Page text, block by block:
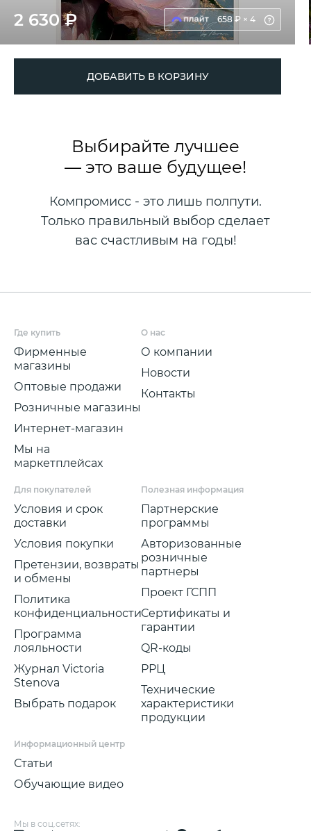
2 630 ₽
658 ₽ × 4
ДОБАВИТЬ В КОРЗИНУ
Выбирайте лучшее
— это ваше будущее!
Компромисс - это лишь полпути.
Только правильный выбор сделает
вас счастливым на годы!
Где купить
Фирменные
магазины
Оптовые продажи
Розничные магазины
Интернет-магазин
Мы на
маркетплейсах
О нас
О компании
Новости
Контакты
Для покупателей
Условия и срок
доставки
Условия покупки
Претензии, возвраты
и обмены
Политика
конфиденциальности
Программа
лояльности
Журнал Victoria
Stenova
Выбрать подарок
Полезная информация
Партнерские
программы
Авторизованные
розничные
партнеры
Проект ГСПП
Сертификаты и
гарантии
QR-коды
РРЦ
Технические
характеристики
продукции
Информационный центр
Статьи
Обучающие видео
Мы в соц.сетях: